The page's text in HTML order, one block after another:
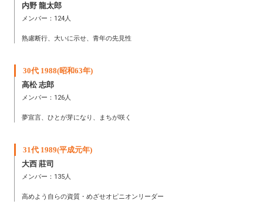
内野 龍太郎
メンバー：124人
熟慮断行、大いに示せ、青年の先見性
30代 1988(昭和63年)
高松 志郎
メンバー：126人
夢宣言、ひとが芽になり、まちが咲く
31代 1989(平成元年)
大西 莊司
メンバー：135人
高めよう自らの資質・めざせオピニオンリーダー